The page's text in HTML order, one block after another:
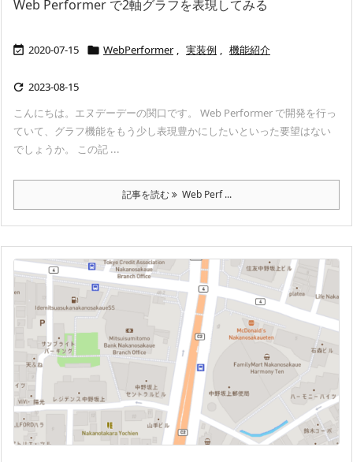
Web Performer で2軸グラフを表現してみる
 2020-07-15  WebPerformer , 実装例 , 機能紹介
 2023-08-15
こんにちは。エヌデーデーの関口です。 Web Performer で開発を行っ
ていて、グラフ機能をもう少し表現豊かにしたいといった要望はない
でしょうか。 この記 ...
記事を読む Web Perf ...